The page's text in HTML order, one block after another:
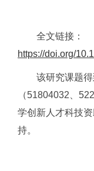
全文链接：
https://doi.org/
该研究课题
（51804032、
学创新人才科技
持。